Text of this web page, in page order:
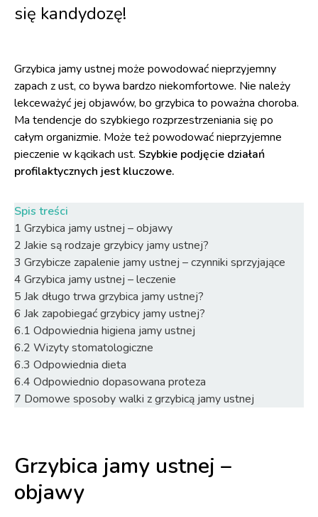
się kandydozę!
Grzybica jamy ustnej może powodować nieprzyjemny
zapach z ust, co bywa bardzo niekomfortowe. Nie należy
lekceważyć jej objawów, bo grzybica to poważna choroba.
Ma tendencje do szybkiego rozprzestrzeniania się po
całym organizmie. Może też powodować nieprzyjemne
pieczenie w kącikach ust. Szybkie podjęcie działań
profilaktycznych jest kluczowe.
Spis treści
1 Grzybica jamy ustnej – objawy
2 Jakie są rodzaje grzybicy jamy ustnej?
3 Grzybicze zapalenie jamy ustnej – czynniki sprzyjające
4 Grzybica jamy ustnej – leczenie
5 Jak długo trwa grzybica jamy ustnej?
6 Jak zapobiegać grzybicy jamy ustnej?
6.1 Odpowiednia higiena jamy ustnej
6.2 Wizyty stomatologiczne
6.3 Odpowiednia dieta
6.4 Odpowiednio dopasowana proteza
7 Domowe sposoby walki z grzybicą jamy ustnej
Grzybica jamy ustnej –
objawy